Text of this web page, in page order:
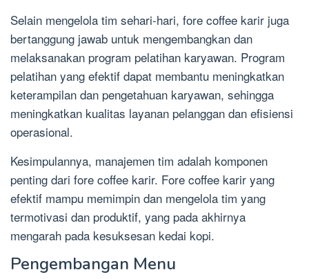
Selain mengelola tim sehari-hari, fore coffee karir juga
bertanggung jawab untuk mengembangkan dan
melaksanakan program pelatihan karyawan. Program
pelatihan yang efektif dapat membantu meningkatkan
keterampilan dan pengetahuan karyawan, sehingga
meningkatkan kualitas layanan pelanggan dan efisiensi
operasional.
Kesimpulannya, manajemen tim adalah komponen
penting dari fore coffee karir. Fore coffee karir yang
efektif mampu memimpin dan mengelola tim yang
termotivasi dan produktif, yang pada akhirnya
mengarah pada kesuksesan kedai kopi.
Pengembangan Menu